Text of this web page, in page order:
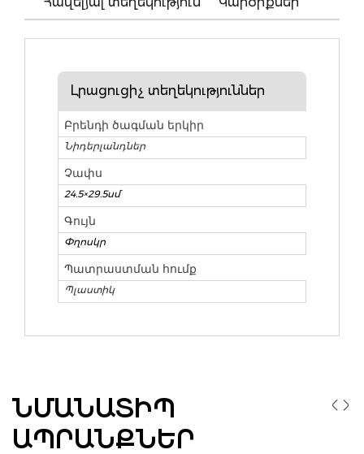
Լրացուցիչ տեղեկություններ
Բրենդի ծագման երկիր
Նիդերլանդներ
Չափս
24.5×29.5սմ
Գույն
Փղոսկր
Պատրաստման հումք
Պլաստիկ
ՆՄԱՆԱՏԻՊ
ԱՊՐԱՆՔՆԵՐ